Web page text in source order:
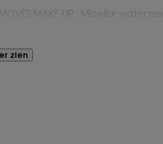
MAKE-UP : Micellar
the risk of allergic reaction.
zien